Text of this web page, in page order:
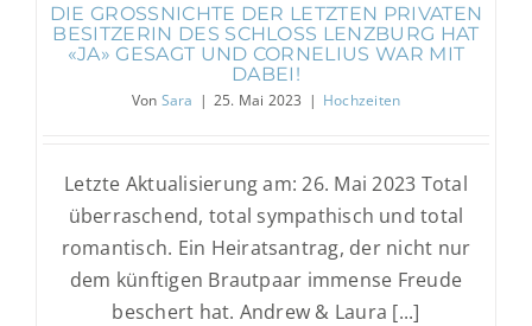
DIE GROSSNICHTE DER LETZTEN PRIVATEN
BESITZERIN DES SCHLOSS LENZBURG HAT
«JA» GESAGT UND CORNELIUS WAR MIT
DABEI!
Von Sara | 25. Mai 2023 | Hochzeiten
Letzte Aktualisierung am: 26. Mai 2023 Total
überraschend, total sympathisch und total
romantisch. Ein Heiratsantrag, der nicht nur
dem künftigen Brautpaar immense Freude
beschert hat. Andrew & Laura [...]